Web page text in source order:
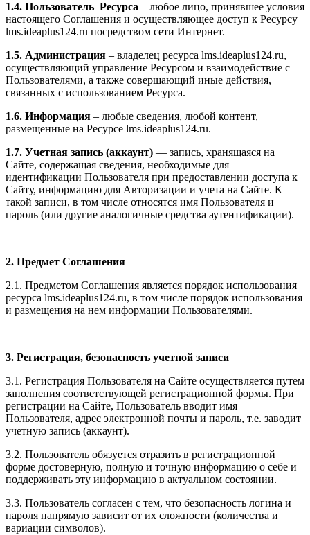
1.4. Пользователь Ресурса – любое лицо, принявшее условия
настоящего Соглашения и осуществляющее доступ к Ресурсу
lms.ideaplus124.ru посредством сети Интернет.
1.5. Администрация – владелец ресурса lms.ideaplus124.ru,
осуществляющий управление Ресурсом и взаимодействие с
Пользователями, а также совершающий иные действия,
связанных с использованием Ресурса.
1.6. Информация – любые сведения, любой контент,
размещенные на Ресурсе lms.ideaplus124.ru.
1.7. Учетная запись (аккаунт) — запись, хранящаяся на
Сайте, содержащая сведения, необходимые для
идентификации Пользователя при предоставлении доступа к
Сайту, информацию для Авторизации и учета на Сайте. К
такой записи, в том числе относятся имя Пользователя и
пароль (или другие аналогичные средства аутентификации).
2. Предмет Соглашения
2.1. Предметом Соглашения является порядок использования
ресурса lms.ideaplus124.ru, в том числе порядок использования
и размещения на нем информации Пользователями.
3. Регистрация, безопасность учетной записи
3.1. Регистрация Пользователя на Сайте осуществляется путем
заполнения соответствующей регистрационной формы. При
регистрации на Сайте, Пользователь вводит имя
Пользователя, адрес электронной почты и пароль, т.е. заводит
учетную запись (аккаунт).
3.2. Пользователь обязуется отразить в регистрационной
форме достоверную, полную и точную информацию о себе и
поддерживать эту информацию в актуальном состоянии.
3.3. Пользователь согласен с тем, что безопасность логина и
пароля напрямую зависит от их сложности (количества и
вариации символов).